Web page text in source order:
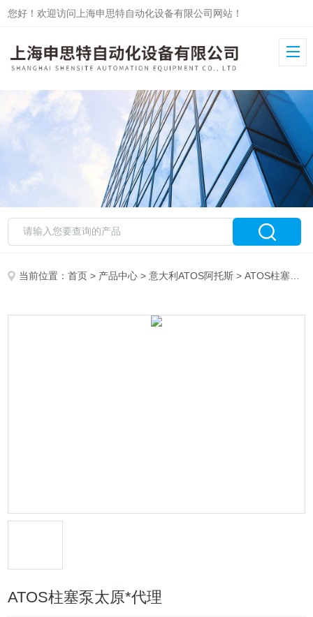
您好！欢迎访问上海申思特自动化设备有限公司网站！
当前位置：首页 > 产品中心 >意大利ATOS阿托斯 >ATOS柱塞泵
ATOS柱塞泵太原*代理